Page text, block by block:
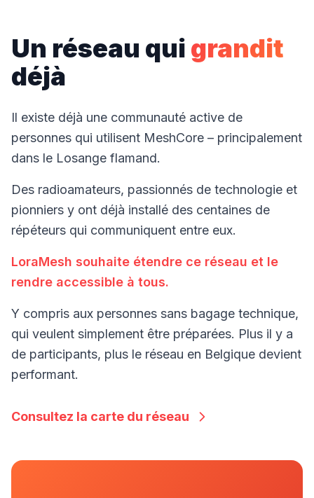
Un réseau qui grandit
déjà
Il existe déjà une communauté active de
personnes qui utilisent MeshCore – principalement
dans le Losange flamand.
Des radioamateurs, passionnés de technologie et
pionniers y ont déjà installé des centaines de
répéteurs qui communiquent entre eux.
LoraMesh souhaite étendre ce réseau et le
rendre accessible à tous.
Y compris aux personnes sans bagage technique,
qui veulent simplement être préparées. Plus il y a
de participants, plus le réseau en Belgique devient
performant.
Consultez la carte du réseau